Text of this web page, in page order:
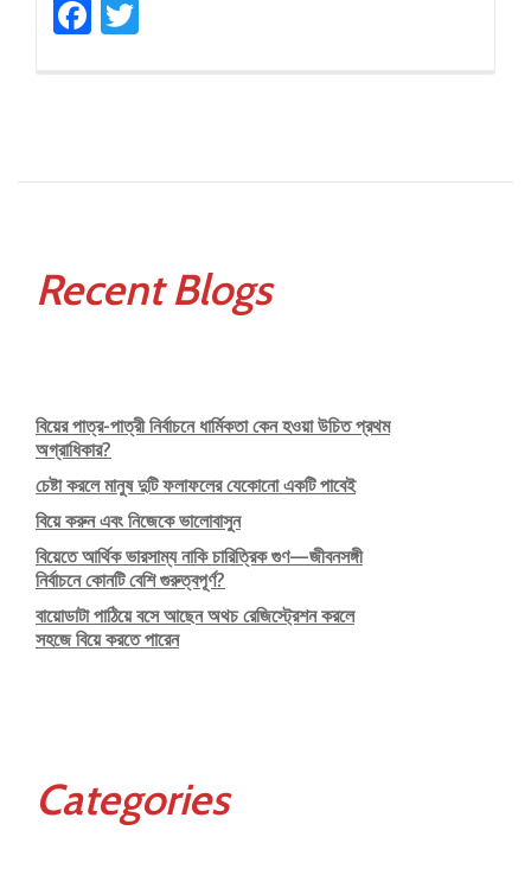
Facebook
Recent Blogs
বিয়ের পাত্র-পাত্রী নির্বাচনে ধার্মিকতা কেন হওয়া উচিত প্রথম
অগ্রাধিকার?
চেষ্টা করলে মানুষ দুটি ফলাফলের যেকোনো একটি পাবেই
বিয়ে করুন এবং নিজেকে ভালোবাসুন
বিয়েতে আর্থিক ভারসাম্য নাকি চারিত্রিক গুণ—জীবনসঙ্গী
নির্বাচনে কোনটি বেশি গুরুত্বপূর্ণ?
বায়োডাটা পাঠিয়ে বসে আছেন অথচ রেজিস্ট্রেশন করলে
সহজে বিয়ে করতে পারেন
Categories